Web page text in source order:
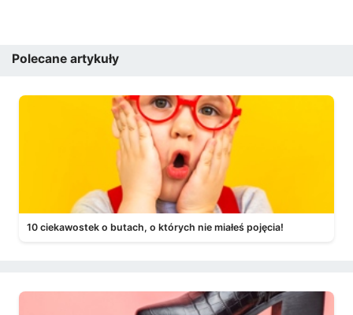
Polecane artykuły
10 ciekawostek o butach, o których nie miałeś pojęcia!